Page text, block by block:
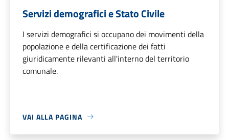
Servizi demografici e Stato Civile
I servizi demografici si occupano dei movimenti della
popolazione e della certificazione dei fatti
giuridicamente rilevanti all'interno del territorio
comunale.
VAI ALLA PAGINA